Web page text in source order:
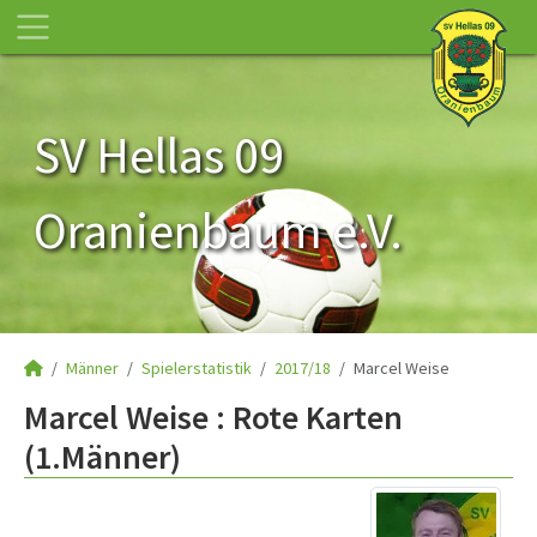
SV Hellas 09
Oranienbaum e.V.
Männer Spielerstatistik 2017/18 Marcel Weise
Marcel Weise : Rote Karten
(1.Männer)